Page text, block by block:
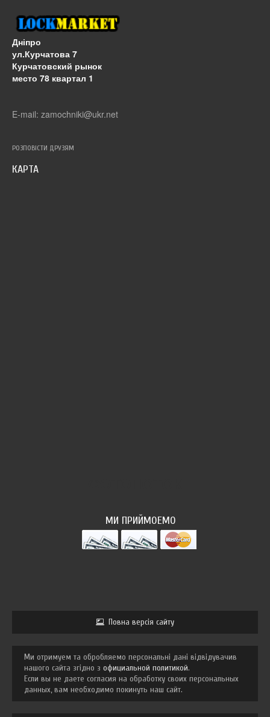
Дніпро
ул.Курчатова 7
Курчатовский рынок
место 78 квартал 1
E-mail: zamochniki@ukr.net
РОЗПОВІСТИ ДРУЗЯМ
КАРТА
МИ ПРИЙМОЕМО
Повна версія сайту
Ми отримуем та обробляемо персональні дані відвідувачив
нашого сайта згідно з официальной политикой.
Если вы не даете согласия на обработку своих персональных
данных, вам необходимо покинуть наш сайт.